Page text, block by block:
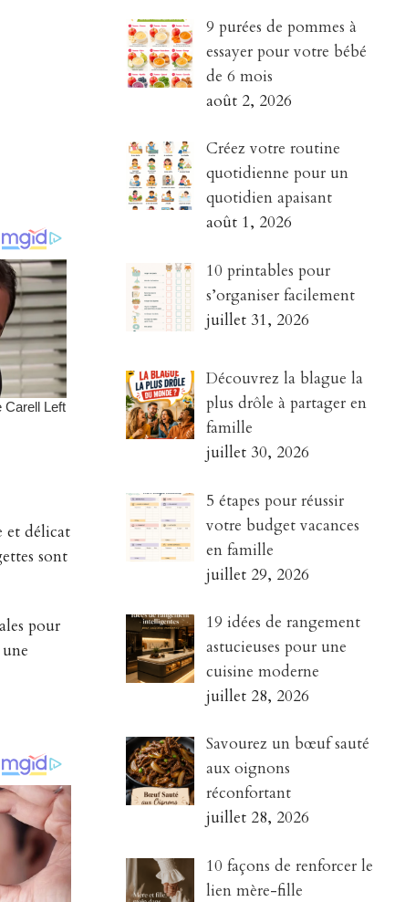
et délicat
sont
pour
9 purées de pommes à
essayer pour votre bébé
de 6 mois
août 2, 2026
Créez votre routine
quotidienne pour un
quotidien apaisant
août 1, 2026
10 printables pour
s’organiser facilement
juillet 31, 2026
Découvrez la blague la
plus drôle à partager en
famille
juillet 30, 2026
5 étapes pour réussir
votre budget vacances
en famille
juillet 29, 2026
19 idées de rangement
astucieuses pour une
cuisine moderne
juillet 28, 2026
Savourez un bœuf sauté
aux oignons
réconfortant
juillet 28, 2026
10 façons de renforcer le
lien mère-fille